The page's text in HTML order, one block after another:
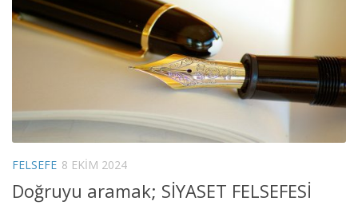
FELSEFE 8 EKIM 2024
Doğruyu aramak; SİYASET FELSEFESİ